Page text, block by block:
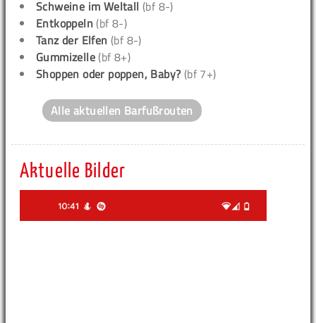
Schweine im Weltall (bf 8-)
Entkoppeln (bf 8-)
Tanz der Elfen (bf 8-)
Gummizelle (bf 8+)
Shoppen oder poppen, Baby? (bf 7+)
Alle aktuellen Barfußrouten
Aktuelle Bilder